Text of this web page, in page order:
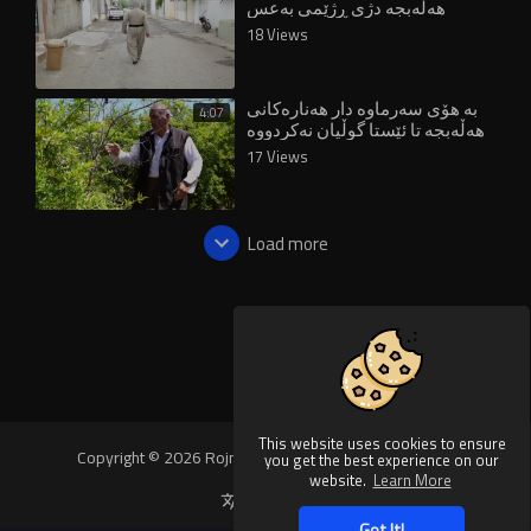
This website uses cookies to ensure
you get the best experience on our
website. Learn More
هەڵەبجە دژی ڕژێمی بەعس
ڕاپەڕین
18 Views
4:07 بە هۆی سەرماوە دار هەنارەکانی
هەڵەبجە تا ئێستا گوڵیان نەکردووە
17 Views
Load more
Copyright © 2026 Rojnews Video. All rights reserved.
Language